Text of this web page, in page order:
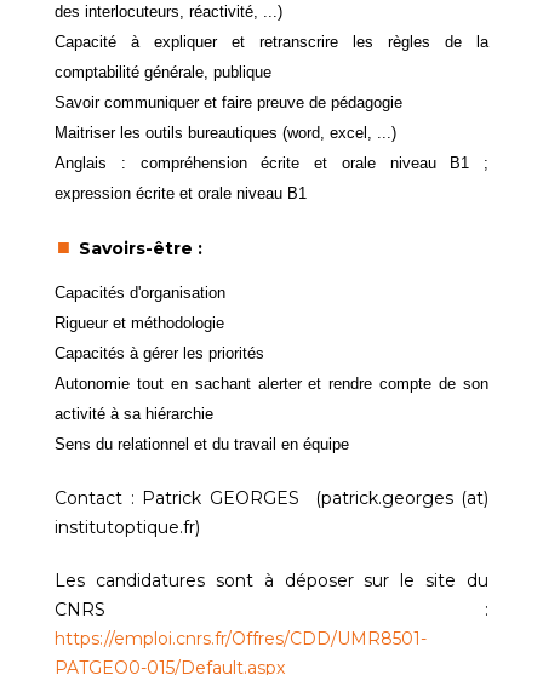
des interlocuteurs, réactivité, ...)
Capacité à expliquer et retranscrire les règles de la
comptabilité générale, publique
Savoir communiquer et faire preuve de pédagogie
Maitriser les outils bureautiques (word, excel, ...)
Anglais : compréhension écrite et orale niveau B1 ;
expression écrite et orale niveau B1
Savoirs-être :
Capacités d'organisation
Rigueur et méthodologie
Capacités à gérer les priorités
Autonomie tout en sachant alerter et rendre compte de son
activité à sa hiérarchie
Sens du relationnel et du travail en équipe
Contact : Patrick GEORGES (patrick.georges (at)
institutoptique.fr)
Les candidatures sont à déposer sur le site du
CNRS :
https://emploi.cnrs.fr/Offres/CDD/UMR8501-
PATGEO0-015/Default.aspx